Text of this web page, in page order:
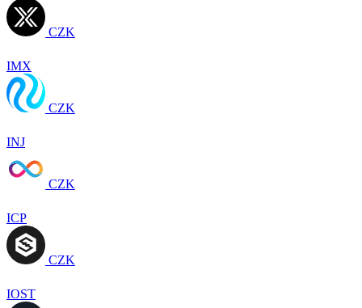
CZK
IMX
CZK
INJ
CZK
ICP
CZK
IOST